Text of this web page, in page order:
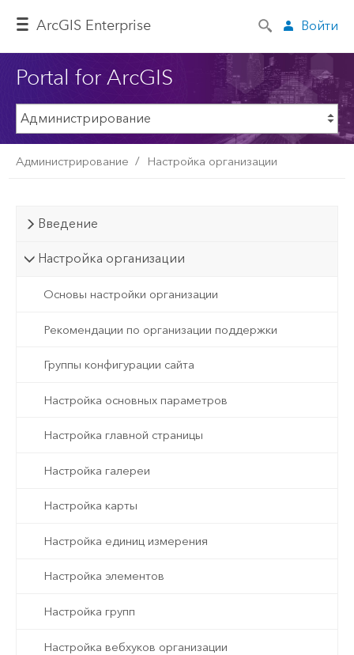
ArcGIS Enterprise Войти
Portal for ArcGIS
Администрирование Настройка организации
Введение
Настройка организации
Основы настройки организации
Рекомендации по организации поддержки
Группы конфигурации сайта
Настройка основных параметров
Настройка главной страницы
Настройка галереи
Настройка карты
Настройка единиц измерения
Настройка элементов
Настройка групп
Настройка вебхуков организации